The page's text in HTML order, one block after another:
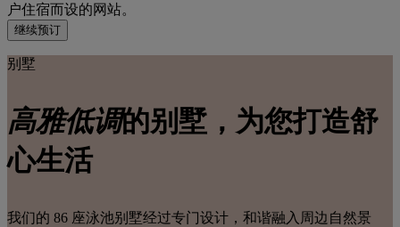
户住宿而设的网站。
继续预订
别墅
高雅低调的别墅，为您打造舒
心生活
我们的 86 座泳池别墅经过专门设计，和谐融入周边自然景